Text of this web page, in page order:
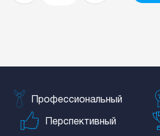
Профессиональный
Перспективный